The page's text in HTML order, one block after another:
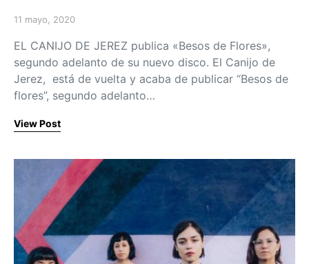
Posted on
11 mayo, 2020
EL CANIJO DE JEREZ publica «Besos de Flores»,
segundo adelanto de su nuevo disco. El Canijo de
Jerez, está de vuelta y acaba de publicar “Besos de
flores”, segundo adelanto…
View Post